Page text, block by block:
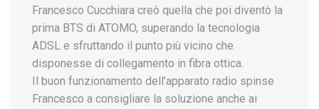
Francesco Cucchiara creò quella che poi diventò la
prima BTS di ATOMO, superando la tecnologia
ADSL e sfruttando il punto più vicino che
disponesse di collegamento in fibra ottica.
Il buon funzionamento dell’apparato radio spinse
Francesco a consigliare la soluzione anche ai